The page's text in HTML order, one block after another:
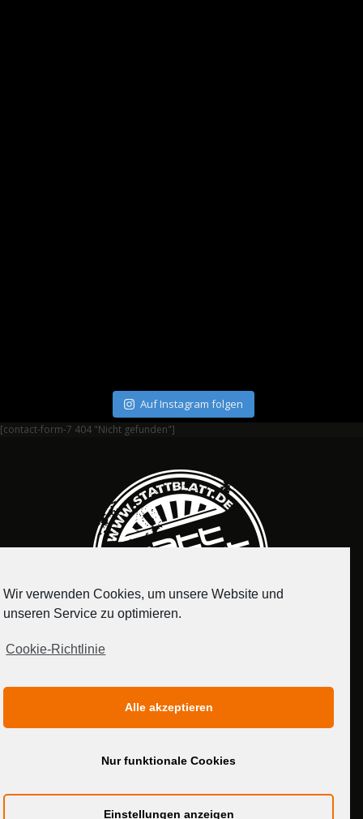
Auf Instagram folgen
[contact-form-7 404 "Nicht gefunden"]
MEDIADATEN
Wir verwenden Cookies, um unsere Website und
unseren Service zu optimieren.
Cookie-Richtlinie
Alle akzeptieren
Nur funktionale Cookies
Einstellungen anzeigen